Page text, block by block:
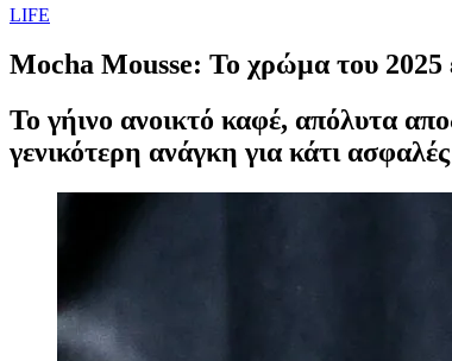
LIFE
Mocha Mousse: Το χρώμα του 2025
Το γήινο ανοικτό καφέ, απόλυτα
γενικότερη ανάγκη για κάτι